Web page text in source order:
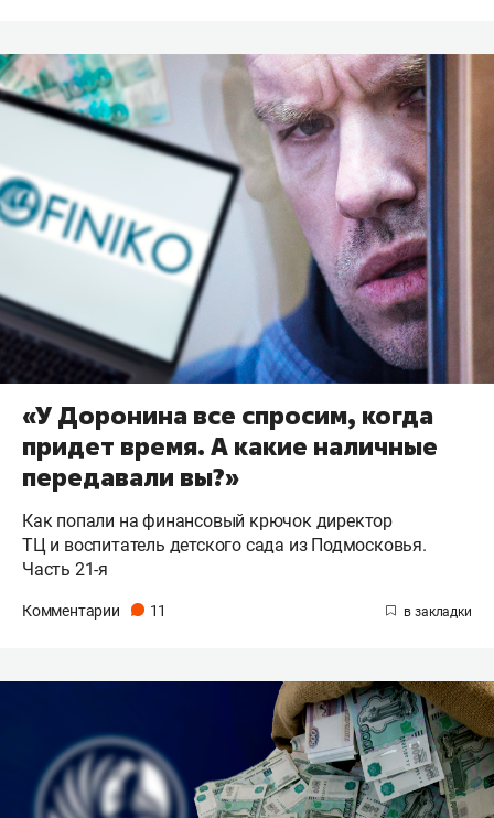
«У Доронина все спросим, когда
придет время. А какие наличные
передавали вы?»
Как попали на финансовый крючок директор
ТЦ и воспитатель детского сада из Подмосковья.
Часть 21-я
Комментарии 11